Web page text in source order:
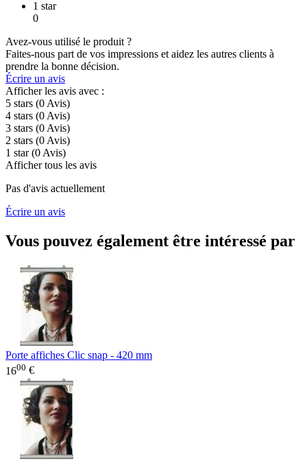
1 star
0
Avez-vous utilisé le produit ?
Faites-nous part de vos impressions et aidez les autres clients à
prendre la bonne décision.
Écrire un avis
Afficher les avis avec :
5 stars (0Avis)
4 stars (0Avis)
3 stars (0Avis)
2 stars (0Avis)
1 star (0Avis)
Afficher tous les avis
Pas d'avis actuellement
Écrire un avis
Vous pouvez également être intéressé par
Porte affiches Clic snap - 420 mm
1600 €